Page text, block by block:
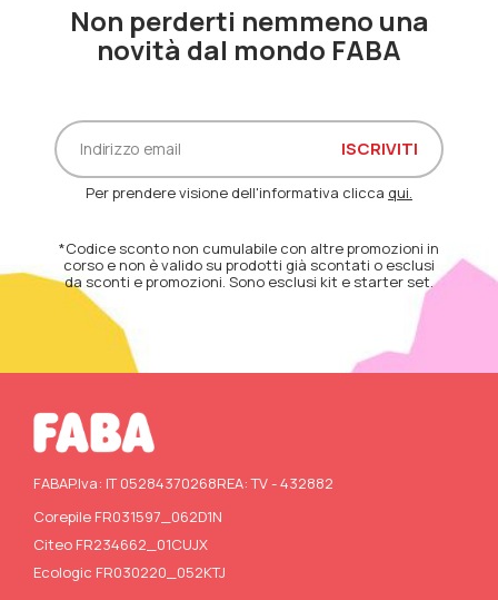
Non perderti nemmeno una
novità dal mondo FABA
Per prendere visione dell'informativa clicca qui.
*Codice sconto non cumulabile con altre promozioni in
corso e non è valido su prodotti già scontati o esclusi
da sconti e promozioni. Sono esclusi kit e starter set.
FABAP.Iva: IT 05284370268REA: TV - 432882
Corepile FR031597_062D1N
Citeo FR234662_01CUJX
Ecologic FR030220_052KTJ